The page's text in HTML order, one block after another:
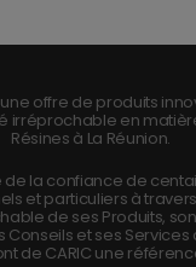
offre de produits
irréprochable en
Résines à La Réunion.
de la confiance de
et particuliers à
de ses Produits,
et ses Services
de CARIC une